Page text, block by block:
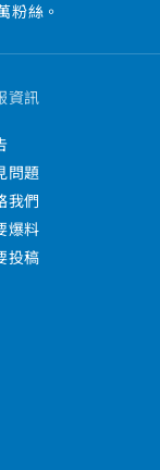
粉絲。
資訊
問題
我們
爆料
投稿